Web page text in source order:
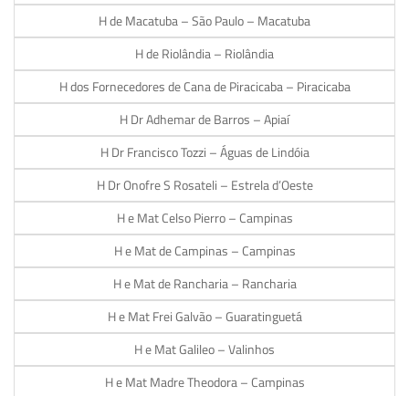
H de Macatuba – São Paulo – Macatuba
H de Riolândia – Riolândia
H dos Fornecedores de Cana de Piracicaba – Piracicaba
H Dr Adhemar de Barros – Apiaí
H Dr Francisco Tozzi – Águas de Lindóia
H Dr Onofre S Rosateli – Estrela d’Oeste
H e Mat Celso Pierro – Campinas
H e Mat de Campinas – Campinas
H e Mat de Rancharia – Rancharia
H e Mat Frei Galvão – Guaratinguetá
H e Mat Galileo – Valinhos
H e Mat Madre Theodora – Campinas